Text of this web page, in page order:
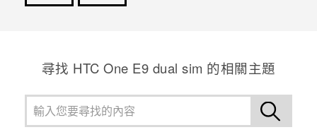
尋找 HTC One E9 dual sim 的相關主題